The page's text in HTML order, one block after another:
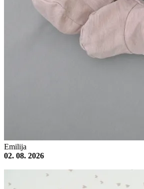
Emilija
02. 08. 2026